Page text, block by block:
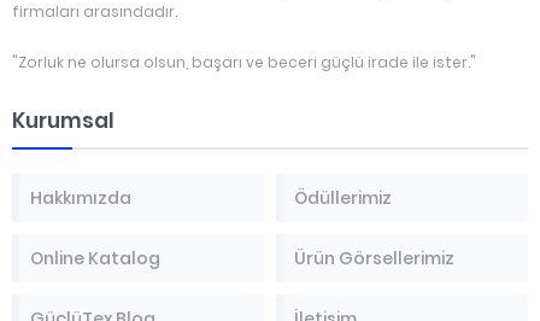
firmaları arasındadır.
"Zorluk ne olursa olsun, başarı ve beceri güçlü irade ile ister."
Kurumsal
Hakkımızda Ödüllerimiz
Online Katalog Ürün Görsellerimiz